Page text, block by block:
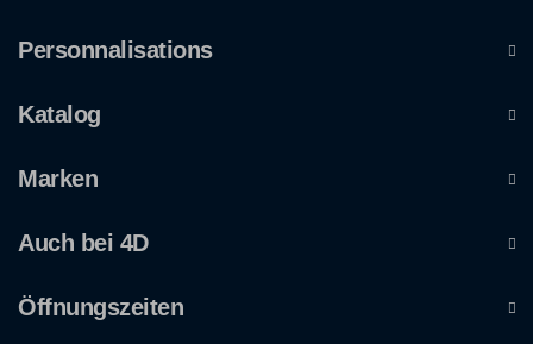
Personnalisations
Katalog
Marken
Auch bei 4D
Öffnungszeiten